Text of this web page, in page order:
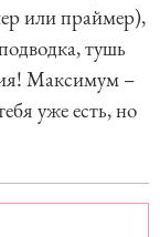
или праймер),
тушь
Максимум –
уже есть, но